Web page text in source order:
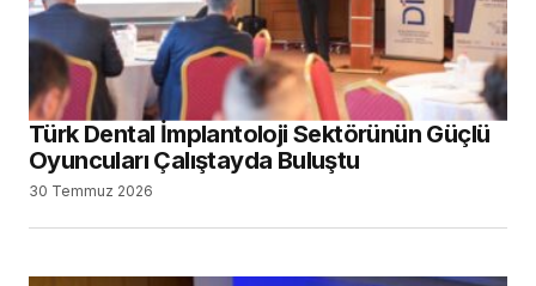
Türk Dental İmplantoloji Sektörünün Güçlü
Oyuncuları Çalıştayda Buluştu
30 Temmuz 2026